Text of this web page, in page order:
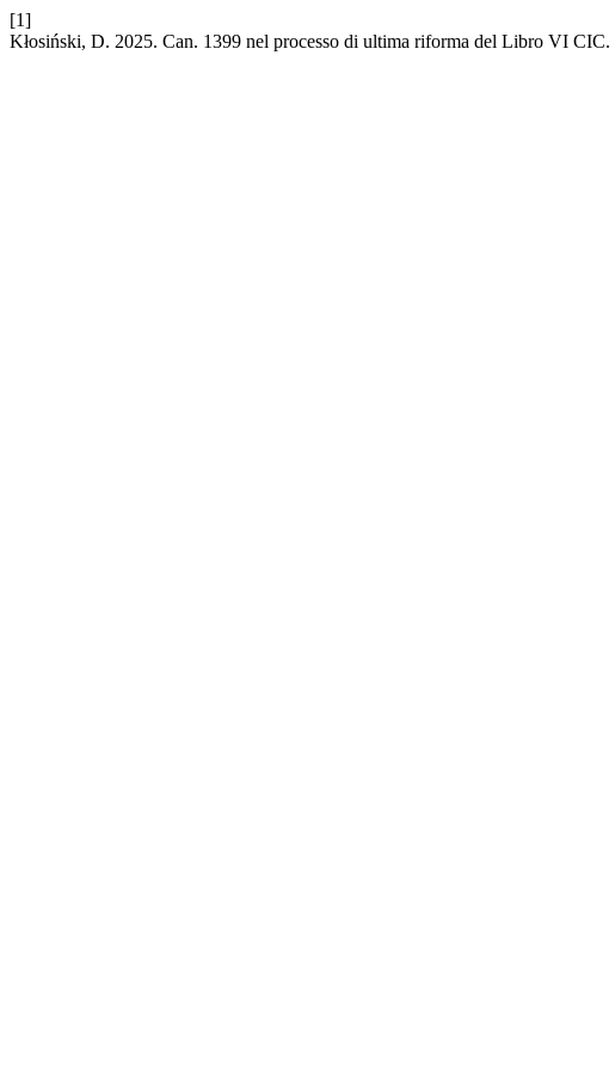
[1]
Kłosiński, D. 2025. Can. 1399 nel processo di ultima riforma del Libro VI CIC.